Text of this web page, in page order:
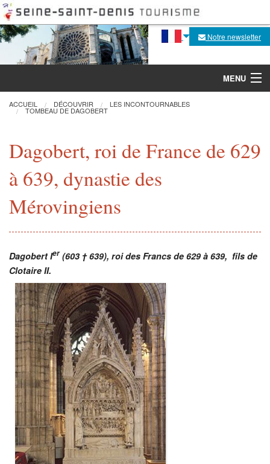
Notre newsletter
MENU
Agenda
Pratique
Restauration
CMN
Fouilles
ACCUEIL DÉCOUVRIR LES INCONTOURNABLES
TOMBEAU DE DAGOBERT
Dagobert, roi de France de 629
à 639, dynastie des
Mérovingiens
Dagobert Ier(603 † 639), roi des Francs de 629 à 639, fils de
Clotaire II.